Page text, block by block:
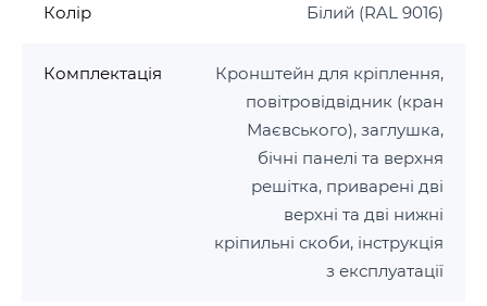
Колір Білий (RAL 9016)
Комплектація
Кронштейн для кріплення,
повітровідвідник (кран
Маєвського), заглушка,
бічні панелі та верхня
решітка, приварені дві
верхні та дві нижні
кріпильні скоби, інструкція
з експлуатації